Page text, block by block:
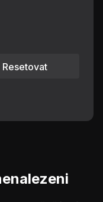
Resetovat